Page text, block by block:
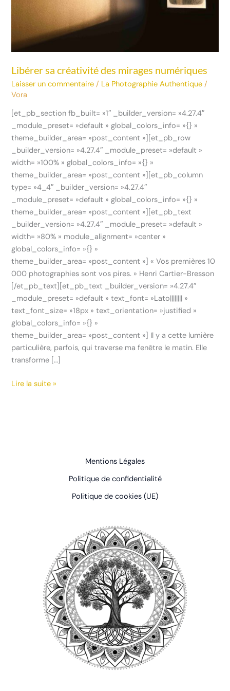
Libérer sa créativité des mirages numériques
Laisser un commentaire / La Photographie Authentique /
Vora
[et_pb_section fb_built= »1″ _builder_version= »4.27.4″
_module_preset= »default » global_colors_info= »{} »
theme_builder_area= »post_content »][et_pb_row
_builder_version= »4.27.4″ _module_preset= »default »
width= »100% » global_colors_info= »{} »
theme_builder_area= »post_content »][et_pb_column
type= »4_4″ _builder_version= »4.27.4″
_module_preset= »default » global_colors_info= »{} »
theme_builder_area= »post_content »][et_pb_text
_builder_version= »4.27.4″ _module_preset= »default »
width= »80% » module_alignment= »center »
global_colors_info= »{} »
theme_builder_area= »post_content »] « Vos premières 10
000 photographies sont vos pires. » Henri Cartier-Bresson
[/et_pb_text][et_pb_text _builder_version= »4.27.4″
_module_preset= »default » text_font= »Lato|||||||| »
text_font_size= »18px » text_orientation= »justified »
global_colors_info= »{} »
theme_builder_area= »post_content »] Il y a cette lumière
particulière, parfois, qui traverse ma fenêtre le matin. Elle
transforme […]
Lire la suite »
Mentions Légales
Politique de confidentialité
Politique de cookies (UE)